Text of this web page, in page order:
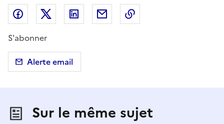
Partager sur Facebook
Partager sur X (anciennement Twitter)
Partager sur LinkedIn
Partager par email
S'abonner
Alerte email
Sur le même sujet